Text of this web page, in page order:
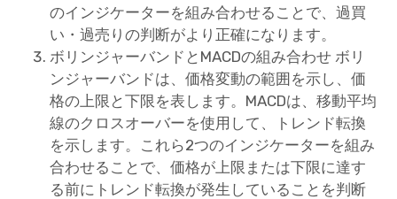
のインジケーターを組み合わせることで、過買
い・過売りの判断がより正確になります。
ボリンジャーバンドとMACDの組み合わせ ボリ
ンジャーバンドは、価格変動の範囲を示し、価
格の上限と下限を表します。MACDは、移動平均
線のクロスオーバーを使用して、トレンド転換
を示します。これら2つのインジケーターを組み
合わせることで、価格が上限または下限に達す
る前にトレンド転換が発生していることを判断